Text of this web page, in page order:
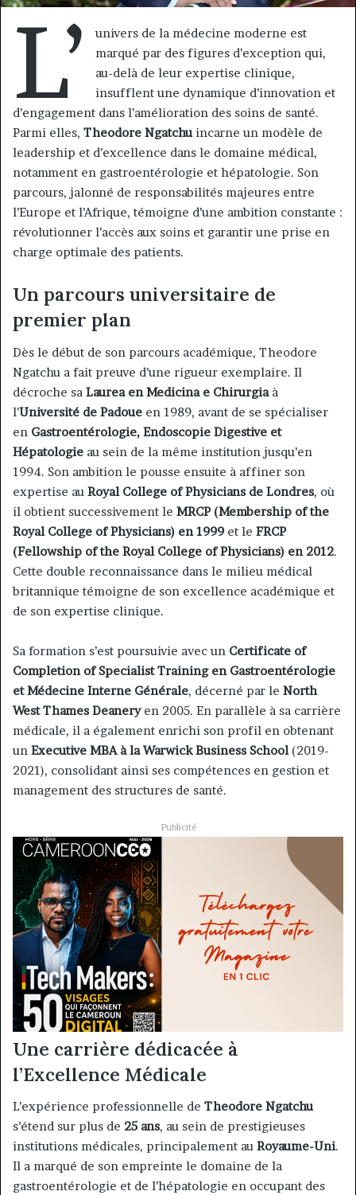
L’
univers de la médecine moderne est
marqué par des figures d’exception qui,
au-delà de leur expertise clinique,
insufflent une dynamique d’innovation et
d’engagement dans l’amélioration des soins de santé.
Parmi elles, Theodore Ngatchuincarne un modèle de
leadership et d’excellence dans le domaine médical,
notamment en gastroentérologie et hépatologie. Son
parcours, jalonné de responsabilités majeures entre
l’Europe et l’Afrique, témoigne d’une ambition constante :
révolutionner l’accès aux soins et garantir une prise en
charge optimale des patients.
Un parcours universitaire de
premier plan
Dès le début de son parcours académique, Theodore
Ngatchu a fait preuve d’une rigueur exemplaire. Il
décroche sa Laurea en Medicina e Chirurgiaà
l’Université de Padoue en 1989, avant de se spécialiser
en Gastroentérologie, Endoscopie Digestive et
Hépatologie au sein de la même institution jusqu’en
1994. Son ambition le pousse ensuite à affiner son
expertise au Royal College of Physicians de Londres, où
il obtient successivement le MRCP (Membership of the
Royal College of Physicians) en 1999 et le FRCP
(Fellowship of the Royal College of Physicians) en 2012.
Cette double reconnaissance dans le milieu médical
britannique témoigne de son excellence académique et
de son expertise clinique.
Sa formation s’est poursuivie avec un Certificate of
Completion of Specialist Training en Gastroentérologie
et Médecine Interne Générale, décerné par le North
West Thames Deaneryen 2005. En parallèle à sa carrière
médicale, il a également enrichi son profil en obtenant
un Executive MBA à la Warwick Business School(2019-
2021), consolidant ainsi ses compétences en gestion et
management des structures de santé.
Publicité
Une carrière dédicacée à
l’Excellence Médicale
L’expérience professionnelle de Theodore Ngatchu
s’étend sur plus de 25 ans, au sein de prestigieuses
institutions médicales, principalement au Royaume-Uni.
Il a marqué de son empreinte le domaine de la
gastroentérologie et de l’hépatologie en occupant des